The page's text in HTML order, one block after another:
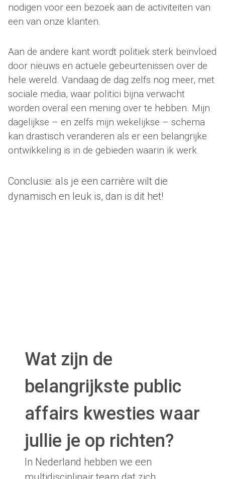
nodigen voor een bezoek aan de activiteiten van
een van onze klanten.
Aan de andere kant wordt politiek sterk beïnvloed
door nieuws en actuele gebeurtenissen over de
hele wereld. Vandaag de dag zelfs nog meer, met
sociale media, waar politici bijna verwacht
worden overal een mening over te hebben. Mijn
dagelijkse – en zelfs mijn wekelijkse – schema
kan drastisch veranderen als er een belangrijke
ontwikkeling is in de gebieden waarin ik werk.
Conclusie: als je een carrière wilt die
dynamisch en leuk is, dan is dit het!
Wat zijn de
belangrijkste public
affairs kwesties waar
jullie je op richten?
In Nederland hebben we een